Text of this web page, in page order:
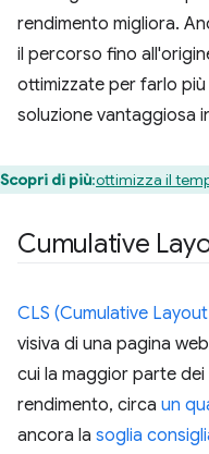
rendimento migliora.
il percorso fino
ottimizzate per farlo
soluzione vantaggiosa
Scopri di più:ottimizza il
Cumulative
CLS (Cumulative
visiva di una pagina
cui la maggior parte
rendimento, circa un
ancora la soglia